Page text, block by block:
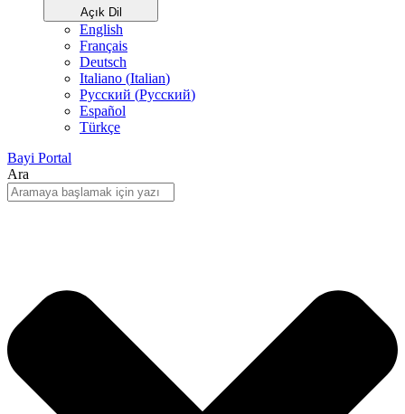
Açık Dil
English
Français
Deutsch
Italiano (Italian)
Русский (Pусский)
Español
Türkçe
Bayi Portal
Ara